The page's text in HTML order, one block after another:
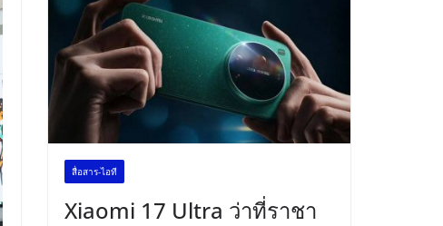
สื่อสาร-ไอที
Xiaomi 17 Ultra ว่าที่ราชา